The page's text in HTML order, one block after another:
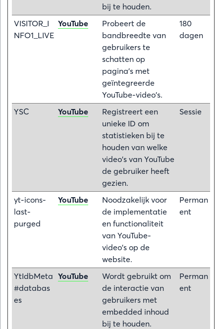
bij te houden.
VISITOR_I
NFO1_LIVE
YouTube
Probeert de
bandbreedte van
gebruikers te
schatten op
pagina's met
geïntegreerde
YouTube-video's.
180
dagen
YSC YouTube
Registreert een
unieke ID om
statistieken bij te
houden van welke
video's van YouTube
de gebruiker heeft
gezien.
Sessie
yt-icons-
last-
purged
YouTube
Noodzakelijk voor
de implementatie
en functionaliteit
van YouTube-
video's op de
website.
Perman
ent
YtIdbMeta
#databas
es
YouTube
Wordt gebruikt om
de interactie van
gebruikers met
embedded inhoud
bij te houden.
Perman
ent